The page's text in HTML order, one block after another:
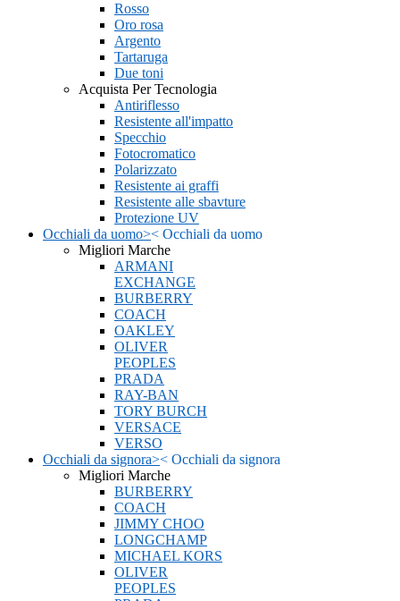
Rosso
Oro rosa
Argento
Tartaruga
Due toni
Acquista Per Tecnologia
Antiriflesso
Resistente all'impatto
Specchio
Fotocromatico
Polarizzato
Resistente ai graffi
Resistente alle sbavture
Protezione UV
Occhiali da uomo>< Occhiali da uomo
Migliori Marche
ARMANI
EXCHANGE
BURBERRY
COACH
OAKLEY
OLIVER
PEOPLES
PRADA
RAY-BAN
TORY BURCH
VERSACE
VERSO
Occhiali da signora>< Occhiali da signora
Migliori Marche
BURBERRY
COACH
JIMMY CHOO
LONGCHAMP
MICHAEL KORS
OLIVER
PEOPLES